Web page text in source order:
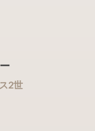
ー
2世